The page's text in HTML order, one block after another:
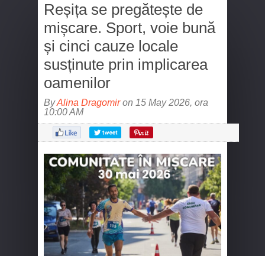
Reșița se pregătește de
mișcare. Sport, voie bună
și cinci cauze locale
susținute prin implicarea
oamenilor
ByAlina Dragomiron 15 May 2026, ora
10:00 AM